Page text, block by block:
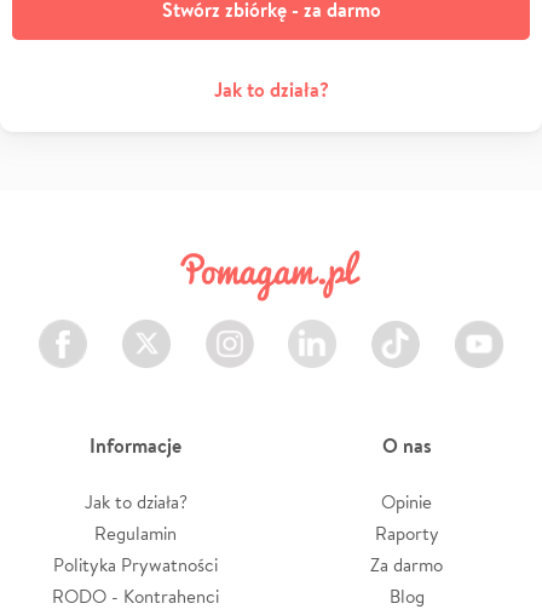
Stwórz zbiórkę - za darmo
Jak to działa?
Facebook Twitter Instagram LinkedIn TikTok Youtube
Informacje
Jak to działa?
Regulamin
Polityka Prywatności
RODO - Kontrahenci
O nas
Opinie
Raporty
Za darmo
Blog